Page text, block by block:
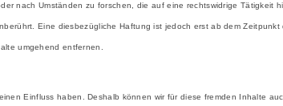
nach Umständen zu forschen, die auf eine rechtswidrige Tätigkeit
Eine diesbezügliche Haftung ist jedoch erst ab dem Zeitpunkt
umgehend entfernen.
Einfluss haben. Deshalb können wir für diese fremden Inhalte